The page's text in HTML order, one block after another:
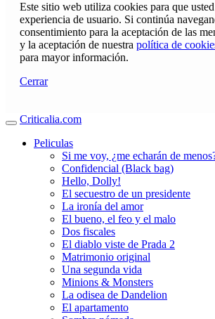
Este sitio web utiliza cookies para que
experiencia de usuario. Si continúa
consentimiento para la aceptación de las
y la aceptación de nuestra política de
para mayor información.
Cerrar
Criticalia.com
Peliculas
Si me voy, ¿me echarán de
Confidencial (Black bag)
Hello, Dolly!
El secuestro de un presidente
La ironía del amor
El bueno, el feo y el malo
Dos fiscales
El diablo viste de Prada 2
Matrimonio original
Una segunda vida
Minions & Monsters
La odisea de Dandelion
El apartamento